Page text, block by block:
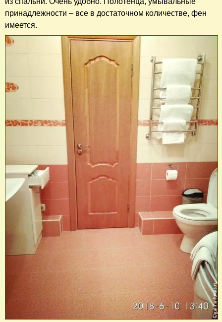
принадлежности – все в достаточном количестве, фен
имеется.